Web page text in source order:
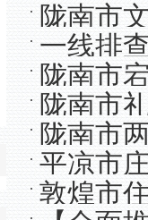
陇南市
会议召开
一线排
镇开展
陇南市
大）会
陇南市
陇南市
开
平凉市
无小事
敦煌市